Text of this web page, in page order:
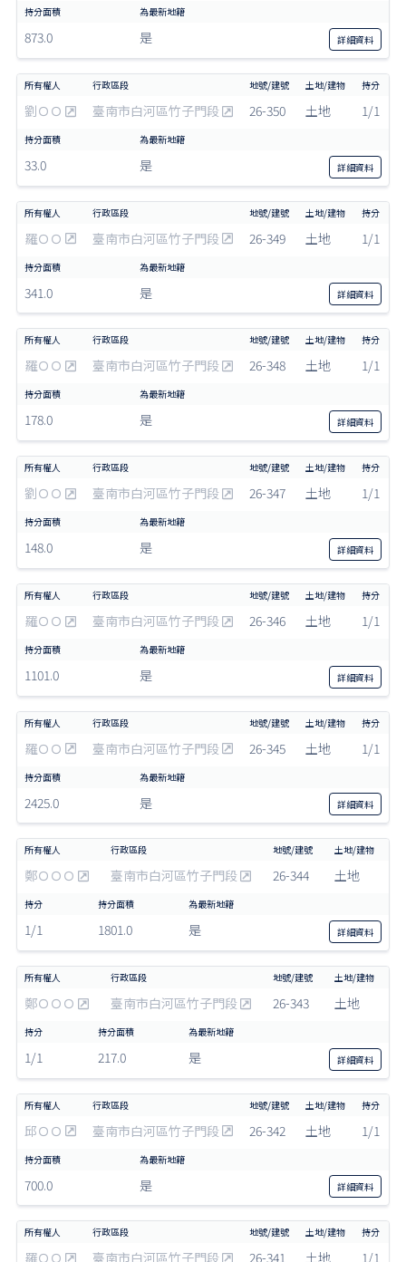
873.0 是 詳細資料
劉ＯＯ 臺南市白河區竹子門段 26-350 土地 1/1
33.0 是 詳細資料
羅ＯＯ 臺南市白河區竹子門段 26-349 土地 1/1
341.0 是 詳細資料
羅ＯＯ 臺南市白河區竹子門段 26-348 土地 1/1
178.0 是 詳細資料
劉ＯＯ 臺南市白河區竹子門段 26-347 土地 1/1
148.0 是 詳細資料
羅ＯＯ 臺南市白河區竹子門段 26-346 土地 1/1
1101.0 是 詳細資料
羅ＯＯ 臺南市白河區竹子門段 26-345 土地 1/1
2425.0 是 詳細資料
鄭ＯＯＯ 臺南市白河區竹子門段 26-344 土地
1/1 1801.0 是 詳細資料
鄭ＯＯＯ 臺南市白河區竹子門段 26-343 土地
1/1 217.0 是 詳細資料
邱ＯＯ 臺南市白河區竹子門段 26-342 土地 1/1
700.0 是 詳細資料
羅ＯＯ 臺南市白河區竹子門段 26-341 土地 1/1